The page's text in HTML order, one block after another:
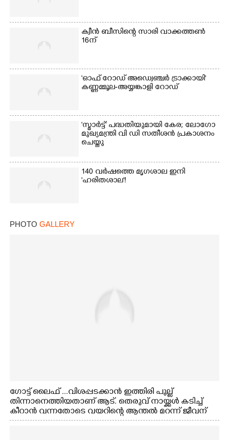
ക്വീൻ ബീസിന്റെ സാരി വാക്കത്തൺ
16ന്
'ഓഫ് റോഡ് അഡ്വെഞ്ചർ ട്രാക്കായി'
കണ്ണമ്മൂല-അയ്യങ്കാളി റോഡ്
'സ്മാർട്ട്' പദ്ധതിയുമായി കേര; ലോഗോ
മുഖ്യമന്ത്രി വി ഡി സതീശൻ പ്രകാശനം
ചെയ്തു
140 വർഷത്തെ മൃഗശാല ഇനി
'ഹരിതശാല'!
PHOTO GALLERY
ഗോട്ട് ലൈഫ് ...വിശപ്പടക്കാൻ ഇത്തിരി പുല്ല്
തിന്നാനെത്തിയതാണ് ആട്. തെരുവ് നായ്ക്കൾ കടിച്ച്
കീറാൻ വന്നതോടെ വയറിന്റെ ആന്തൽ മറന്ന് ജീവന്
വേണ്ടിയായി ഓട്ടം. എറണാകുളം വാത്തുരുത്തിയിൽ